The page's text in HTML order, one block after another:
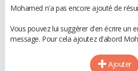
Mohamed n'a pas encore ajouté de
Vous pouvez lui suggérer d'en écrire un
message. Pour cela ajoutez d'abord
Ajouter